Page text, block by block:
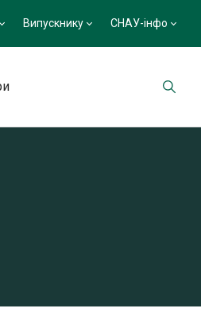
Випускнику СНАУ-інфо